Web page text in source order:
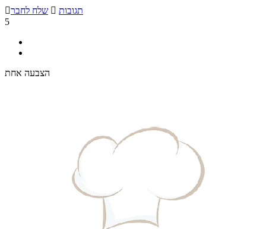
שלח לחבר  תגובות
5
הצבעה אחת